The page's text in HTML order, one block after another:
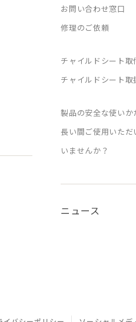
お問い合わせ窓口
修理のご依頼
チャイルドシート取
チャイルドシート
製品の安全な使いか
長い間ご使用いた
いませんか？
ニュース